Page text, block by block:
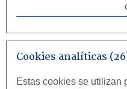
Cookies analíticas
Estas cookies se utilizan